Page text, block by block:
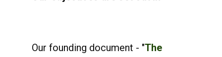
Our founding document - "The